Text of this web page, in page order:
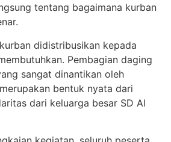
tentang bagaimana kurban
didistribusikan kepada
Pembagian daging
sangat dinantikan oleh
bentuk nyata dari
dari keluarga besar SD Al